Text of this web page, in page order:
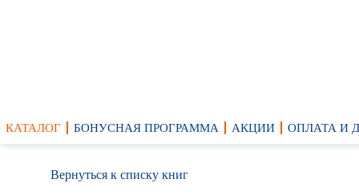
КАТАЛОГ БОНУСНАЯ ПРОГРАММА АКЦИИ ОПЛАТА И
Вернуться к списку книг